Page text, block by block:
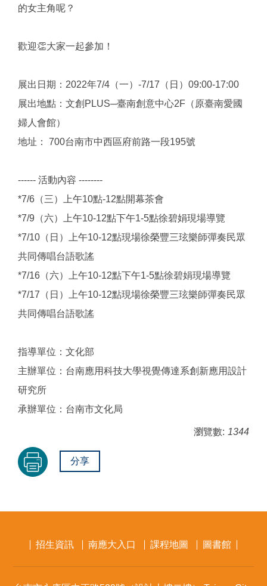
的女主角呢？
歡迎👏大家一起參加！
展出日期：2022年7/4（一）-7/17（日）09:00-17:00
展出地點：文創PLUS─臺南創意中心2F（原臺南愛國
婦人會館）
地址： 700台南市中西區府前路一段195號
------ 活動內容 --------
*7/6（三）上午10點-12點開幕茶會
*7/9（六）上午10-12點下午1-5點徐碧娟現場導覽
*7/10（日）上午10-12點現場徐榮豐三玹樂師彈奏民眾
共同傳唱台語歌謠
*7/16（六）上午10-12點下午1-5點徐碧娟現場導覽
*7/17（日）上午10-12點現場徐榮豐三玹樂師彈奏民眾
共同傳唱台語歌謠
指導單位：文化部
主辦單位：台南應用科技大學視覺傳達系創新應用設計
研究所
承辦單位：台南市文化局
瀏覽數: 1344
分享
招生資訊 南應大入口 課程地圖 圖書館